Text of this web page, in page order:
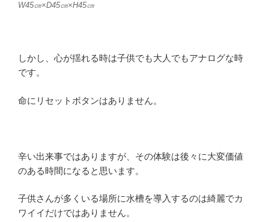
W45㎝×D45㎝×H45㎝
しかし、心が揺れる時は子供でも大人でもアナログな時
です。
命にリセットボタンはありません。
辛い出来事ではありますが、その体験は後々に大変価値
のある時間になると思います。
子供さんが多くいる場所に水槽を導入するのは綺麗でカ
ワイイだけではありません。